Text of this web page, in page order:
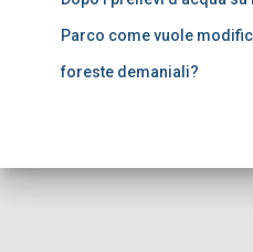
Parco come vuole
foreste demaniali?